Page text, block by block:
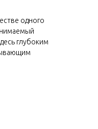
одного
глубоким